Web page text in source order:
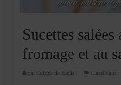
Sucettes salées
fromage et au
par Cuisine de Fadila Classé dans :